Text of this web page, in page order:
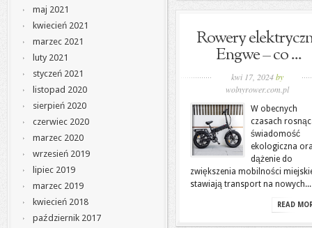
maj 2021
kwiecień 2021
marzec 2021
luty 2021
styczeń 2021
listopad 2020
sierpień 2020
czerwiec 2020
marzec 2020
wrzesień 2019
lipiec 2019
marzec 2019
kwiecień 2018
październik 2017
Rowery
Engwe – co ...
kwi 17, 2024by
wolnyrower.com.pl
W obecnych
czasach
świadomość
ekologiczna
dążenie do
zwiększenia mobilności
stawiają transport na nowych...
READ